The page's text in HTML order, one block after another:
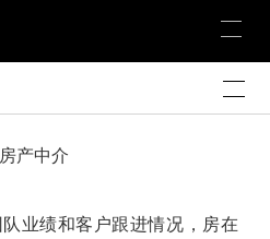
产中介
业绩和客户跟进情况，房在